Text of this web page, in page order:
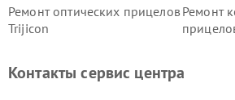
Ремонт оптических прицелов
Trijicon
Ремонт
Контакты сервис центра